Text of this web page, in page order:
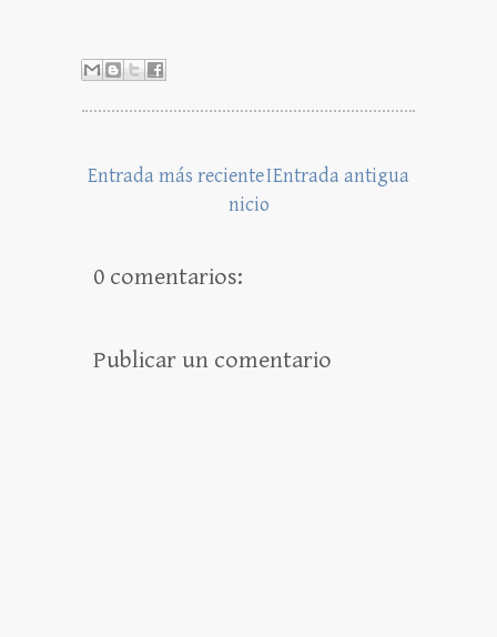
Entrada más reciente Entrada antigua
I
nicio
0 comentarios:
Publicar un comentario